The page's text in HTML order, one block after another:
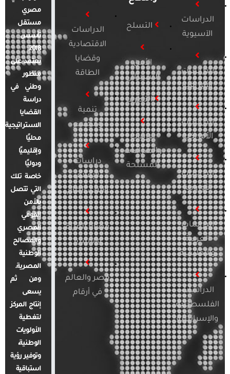
الدراسات
الآسيوية
الدراسات
الأفريقية
الدراسات
الأمريكية
الدراسات
الأوروبية
الدراسات
العربية
والإقليمية
الدراسات
الفلسطينية
والإسرائيلية
التسلح
الأمن
السيبراني
التطرف
الإرهاب
والصراعات
المسلحة
الدراسات
الاقتصادية
وقضايا
الطاقة
تنمية
ومجتمع
دراسات
الإعلام
والرأي العام
قضايا المرأة
والأسرة
مصر والعالم
في أرقام
مصري
مستقل
تأسس
2018.
يعتمد على
منظور
وطني في
دراسة
القضايا
الاستراتيجية
محليًا
وإقليميًا
ودوليًا
خاصة تلك
التي تتصل
بالأمن
القومي
المصري
والمصالح
الوطنية
المصرية.
ومن ثم
يسعى
إنتاج المركز
لتغطية
الأولويات
الوطنية،
وتوفير رؤية
استباقية